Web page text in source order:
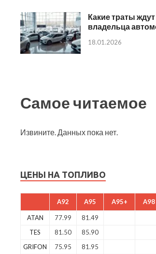
Какие траты
владельца
18.01.2026
Самое читаемое
Извините. Данных пока нет.
ЦЕНЫ НА ТОПЛИВО
A92 A95 A95+ A98
ATAN 77.99 81.49
TES
81.50 85.90
GRIFON
75.95 81.95